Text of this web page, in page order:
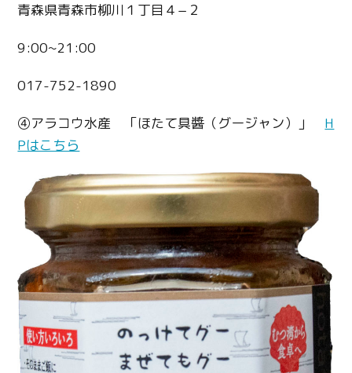
青森県青森市柳川１丁目４−２
9:00~21:00
017-752-1890
④アラコウ水産 「ほたて具醬（グージャン）」 H
Pはこちら